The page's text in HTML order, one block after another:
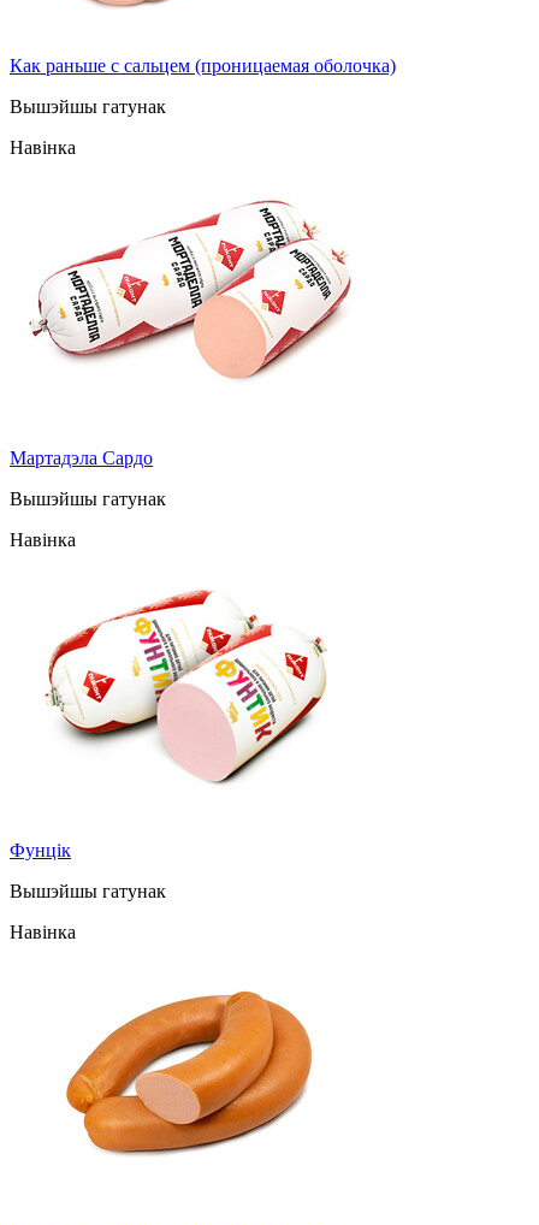
Как раньше с сальцем (проницаемая оболочка)
Вышэйшы гатунак
Навінка
Мартадэла Сардо
Вышэйшы гатунак
Навінка
Фунцік
Вышэйшы гатунак
Навінка